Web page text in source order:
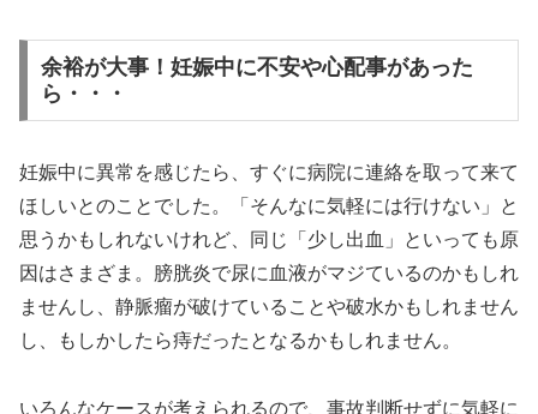
余裕が大事！妊娠中に不安や心配事があった
ら・・・
妊娠中に異常を感じたら、すぐに病院に連絡を取って来て
ほしいとのことでした。「そんなに気軽には行けない」と
思うかもしれないけれど、同じ「少し出血」といっても原
因はさまざま。膀胱炎で尿に血液がマジているのかもしれ
ませんし、静脈瘤が破けていることや破水かもしれません
し、もしかしたら痔だったとなるかもしれません。
いろんなケースが考えられるので、事故判断せずに気軽に